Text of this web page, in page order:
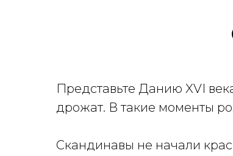
Представьте Данию XVI
дрожат. В такие моменты
Скандинавы не начали